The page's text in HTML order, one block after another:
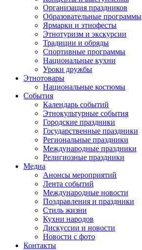
Организация праздников
Образовательные программы
Ярмарки и этнофесты
Этнотуризм и экскурсии
Традиции и обряды
Спортивные программы
Национальные кухни
Уроки дружбы
Этнотовары
Национальные костюмы
События
Календарь событий
Этнокультурные события
Городские праздники
Государственные праздники
Региональные праздники
Международные праздники
Религиозные праздники
Медиа
Анонсы мероприятий
Лента событий
Международные новости
Поздравления и праздники
Cтиль жизни
Кухни народов
Дискуссии и новости
Новости с фото
Контакты